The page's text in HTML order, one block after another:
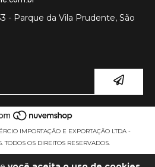
- Parque da Vila Prudente, São
IMPORTAÇÃO E EXPORTAÇÃO LTDA -
OS DIREITOS RESERVADOS.